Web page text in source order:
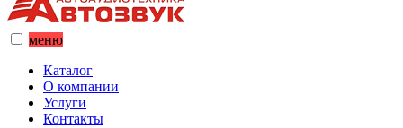
меню
Каталог
О компании
Услуги
Контакты